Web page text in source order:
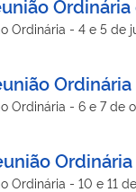
Ordinária
Ordinária - 4 e 5 de
Ordinária - 6 e 7 de
Ordinária - 10 e 11